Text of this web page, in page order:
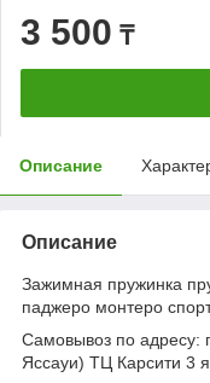
3 500 ₸
Описание
Описание
Зажимная пружинка
паджеро монтеро
Самовывоз по адресу:
Яссауи) ТЦ Карсити 3